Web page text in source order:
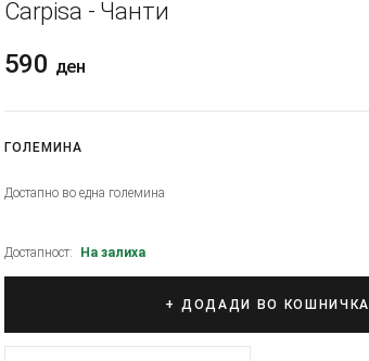
Carpisa - Чанти
590 ден
ГОЛЕМИНА
Достапно во една големина
Достапност: На залиха
+ ДОДАДИ ВО КОШНИЧКА